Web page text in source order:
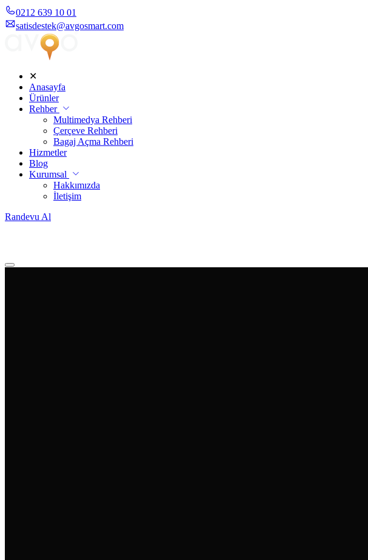
0212 639 10 01
satisdestek@avgosmart.com
✕
Anasayfa
Ürünler
Rehber
Multimedya Rehberi
Çerçeve Rehberi
Bagaj Açma Rehberi
Hizmetler
Blog
Kurumsal
Hakkımızda
İletişim
Randevu Al